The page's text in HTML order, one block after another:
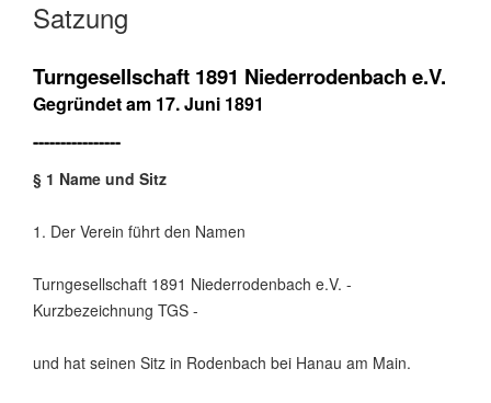
Satzung
Turngesellschaft 1891 Niederrodenbach e.V.
Gegründet am 17. Juni 1891
----------------
§ 1 Name und Sitz
1. Der Verein führt den Namen
Turngesellschaft 1891 Niederrodenbach e.V. -
Kurzbezeichnung TGS -
und hat seinen Sitz in Rodenbach bei Hanau am Main.